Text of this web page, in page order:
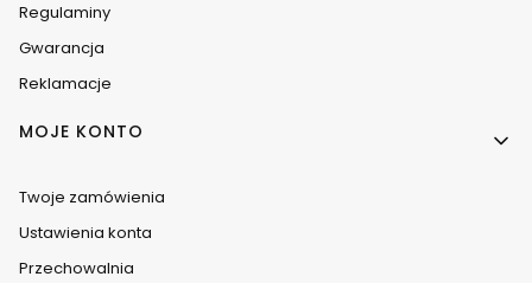
Regulaminy
Gwarancja
Reklamacje
MOJE KONTO
Twoje zamówienia
Ustawienia konta
Przechowalnia